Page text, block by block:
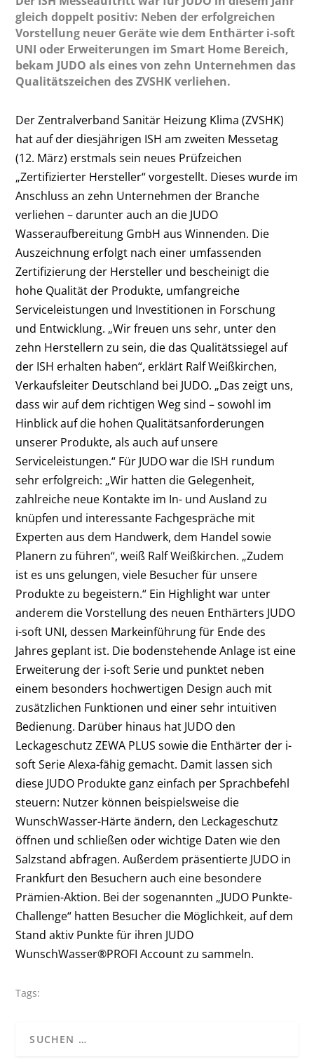
gleich doppelt positiv: Neben der erfolgreichen
Vorstellung neuer Geräte wie dem Enthärter i-soft
UNI oder Erweiterungen im Smart Home Bereich,
bekam JUDO als eines von zehn Unternehmen das
Qualitätszeichen des ZVSHK verliehen.
Der Zentralverband Sanitär Heizung Klima (ZVSHK)
hat auf der diesjährigen ISH am zweiten Messetag
(12. März) erstmals sein neues Prüfzeichen
„Zertifizierter Hersteller“ vorgestellt. Dieses wurde im
Anschluss an zehn Unternehmen der Branche
verliehen – darunter auch an die JUDO
Wasseraufbereitung GmbH aus Winnenden. Die
Auszeichnung erfolgt nach einer umfassenden
Zertifizierung der Hersteller und bescheinigt die
hohe Qualität der Produkte, umfangreiche
Serviceleistungen und Investitionen in Forschung
und Entwicklung. „Wir freuen uns sehr, unter den
zehn Herstellern zu sein, die das Qualitätssiegel auf
der ISH erhalten haben“, erklärt Ralf Weißkirchen,
Verkaufsleiter Deutschland bei JUDO. „Das zeigt uns,
dass wir auf dem richtigen Weg sind – sowohl im
Hinblick auf die hohen Qualitätsanforderungen
unserer Produkte, als auch auf unsere
Serviceleistungen.“ Für JUDO war die ISH rundum
sehr erfolgreich: „Wir hatten die Gelegenheit,
zahlreiche neue Kontakte im In- und Ausland zu
knüpfen und interessante Fachgespräche mit
Experten aus dem Handwerk, dem Handel sowie
Planern zu führen“, weiß Ralf Weißkirchen. „Zudem
ist es uns gelungen, viele Besucher für unsere
Produkte zu begeistern.“ Ein Highlight war unter
anderem die Vorstellung des neuen Enthärters JUDO
i-soft UNI, dessen Markeinführung für Ende des
Jahres geplant ist. Die bodenstehende Anlage ist eine
Erweiterung der i-soft Serie und punktet neben
einem besonders hochwertigen Design auch mit
zusätzlichen Funktionen und einer sehr intuitiven
Bedienung. Darüber hinaus hat JUDO den
Leckageschutz ZEWA PLUS sowie die Enthärter der i-
soft Serie Alexa-fähig gemacht. Damit lassen sich
diese JUDO Produkte ganz einfach per Sprachbefehl
steuern: Nutzer können beispielsweise die
WunschWasser-Härte ändern, den Leckageschutz
öffnen und schließen oder wichtige Daten wie den
Salzstand abfragen. Außerdem präsentierte JUDO in
Frankfurt den Besuchern auch eine besondere
Prämien-Aktion. Bei der sogenannten „JUDO Punkte-
Challenge“ hatten Besucher die Möglichkeit, auf dem
Stand aktiv Punkte für ihren JUDO
WunschWasser®PROFI Account zu sammeln.
Tags: